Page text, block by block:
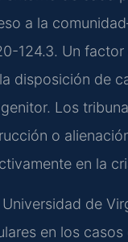
a la
124.3. Un
disposición de
Los
o
en la
de
en los